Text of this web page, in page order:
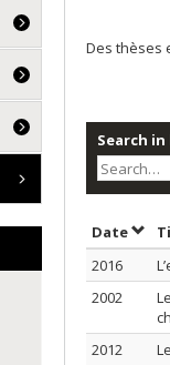
Des thèses
Search
DateSort
2016
2002
2012